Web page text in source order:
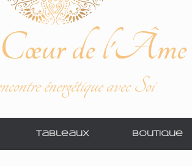
de l'Âme
énergétique avec Soi
Tableaux Boutique